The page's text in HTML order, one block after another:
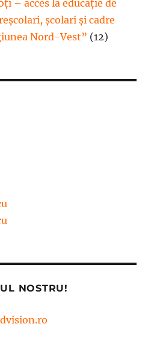
– acces la educație de
școlari și cadre
Nord-Vest” (12)
NOSTRU!